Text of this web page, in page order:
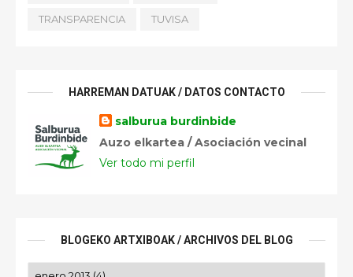
TRANSPARENCIA TUVISA
HARREMAN DATUAK / DATOS CONTACTO
salburua burdinbide
Auzo elkartea / Asociación vecinal
Ver todo mi perfil
BLOGEKO ARTXIBOAK / ARCHIVOS DEL BLOG